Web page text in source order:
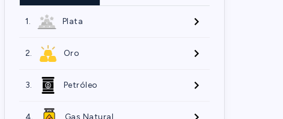
1. Plata
2. Oro
3. Petróleo
4. Gas Natural